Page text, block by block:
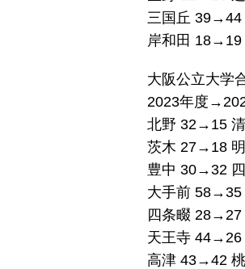
三国丘
岸和田
大阪公立大学
2023年度
北野 32→15
茨木 27→18
豊中 30→32
大手前
四条畷
天王寺
高津 43→42